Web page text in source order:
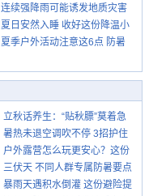
示请收好
连续强降雨可能诱发地质灾害
这些前兆要知道
夏日安然入睡 收好这份降温小
贴士
夏季户外活动注意这6点 防暑
立秋话养生：“贴秋膘”莫着急
先清暑再防燥
暑热未退空调吹不停 3招护住
肩颈不酸痛
户外露营怎么玩更安心？这份
攻略请收好
三伏天 不同人群专属防暑要点
请收好
暴雨天遇积水倒灌 这份避险提